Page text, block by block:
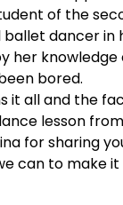
of the
dancer in
her
bored.
it all and the
lesson
for sharing
can to make it